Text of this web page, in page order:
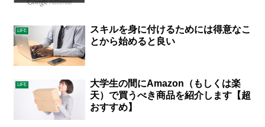
LIFE
スキルを身に付けるためには得意なこ
とから始めると良い
LIFE
大学生の間にAmazon（もしくは楽
天）で買うべき商品を紹介します【超
おすすめ】